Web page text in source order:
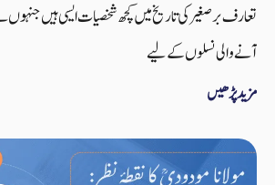
تعارف برصغیر کی تاریخ میں کچھ شخصیات ایسی ہیں جنہوں
آنے والی نسلوں کے لیے
مزید پڑھیں